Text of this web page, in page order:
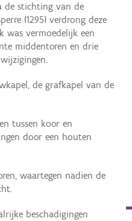
de stichting van de
(1295) verdrong deze
was vermoedelijk een
middentoren en drie
de grafkapel van de
tussen koor en
door een houten
waartegen nadien de
beschadigingen